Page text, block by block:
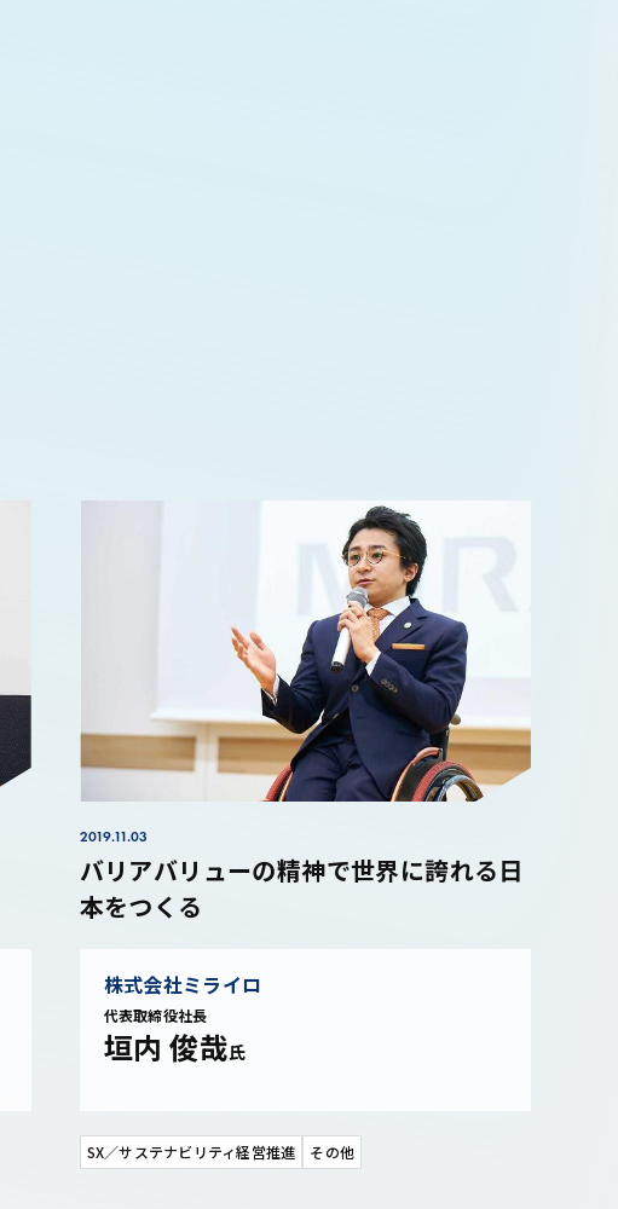
バリアバリューの精神で世界に誇れる日
本をつくる
2019.11.03
株式会社ミライロ
代表取締役社長
垣内 俊哉氏
SX／サステナビリティ経営推進 その他